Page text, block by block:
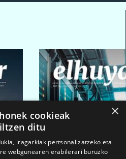
×
cookieak
ditu
iragarkiak pertsonalizatzeko eta
webgunearen erabilerari buruzko